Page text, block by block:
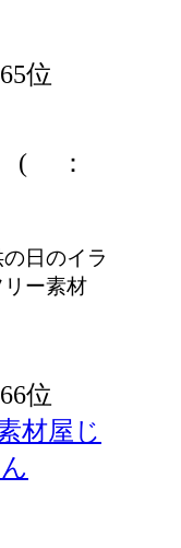
65位
(
：
日のイラ
ー素材
66位
材屋じ